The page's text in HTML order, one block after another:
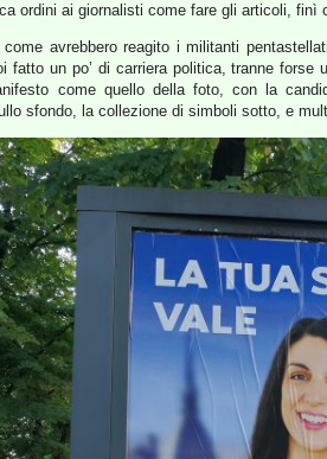
ordini ai giornalisti come fare gli articoli, finì
come avrebbero reagito i militanti
fatto un po’ di carriera politica, tranne
come quello della foto, con la
sfondo, la collezione di simboli sotto, e